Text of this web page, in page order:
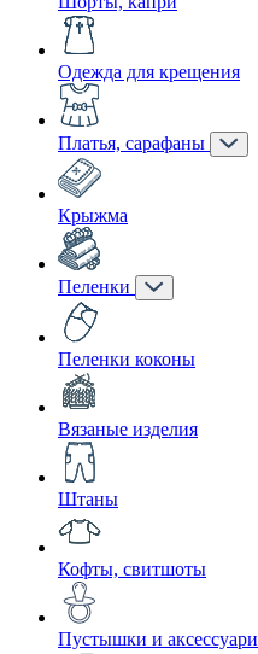
Одежда для крещения
Платья, сарафаны
Крыжма
Пеленки
Пеленки коконы
Вязаные изделия
Штаны
Кофты, свитшоты
Пустышки и аксессуари